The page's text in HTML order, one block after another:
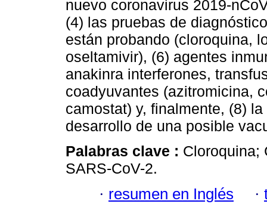
nuevo coronavirus 2019-
(4) las pruebas de
están probando (cloroquina,
oseltamivir), (6) agentes
anakinra interferones,
coadyuvantes (azitromicina,
camostat) y, finalmente, (8)
desarrollo de una posible
Palabras clave : Cloroquina;
SARS-CoV-2.
· resumen en Inglés ·